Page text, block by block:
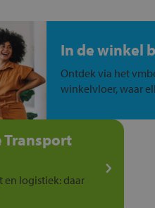
In de winkel
Ontdek via het
winkelvloer, waar
Transport
en logistiek: daar